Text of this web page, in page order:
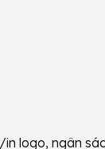
logo, ngân